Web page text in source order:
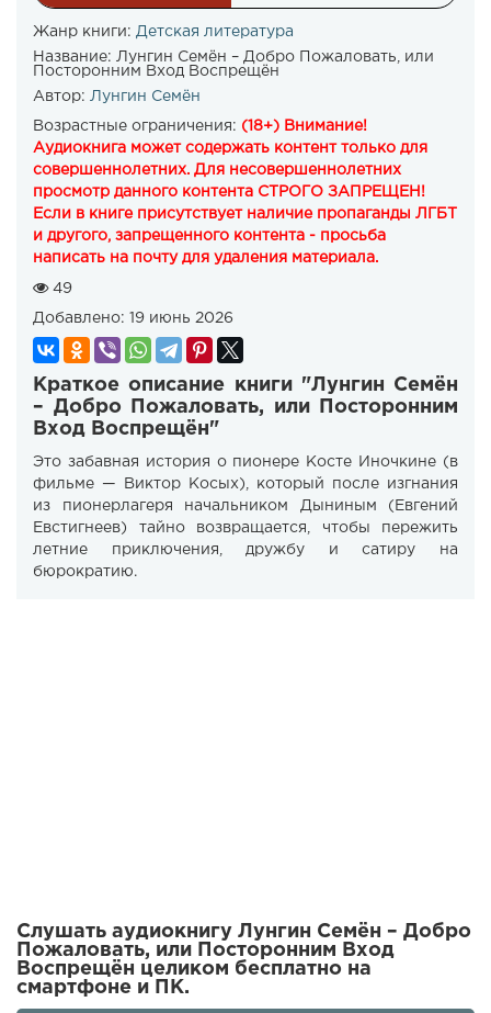
Жанр книги: Детская литература
Название: Лунгин Семён – Добро Пожаловать, или
Посторонним Вход Воспрещён
Автор: Лунгин Семён
Возрастные ограничения: (18+) Внимание!
Аудиокнига может содержать контент только для
совершеннолетних. Для несовершеннолетних
просмотр данного контента СТРОГО ЗАПРЕЩЕН!
Если в книге присутствует наличие пропаганды ЛГБТ
и другого, запрещенного контента - просьба
написать на почту для удаления материала.
49
Добавлено: 19 июнь 2026
Краткое описание книги "Лунгин Семён
– Добро Пожаловать, или Посторонним
Вход Воспрещён"
Это забавная история о пионере Косте Иночкине (в
фильме — Виктор Косых), который после изгнания
из пионерлагеря начальником Дыниным (Евгений
Евстигнеев) тайно возвращается, чтобы пережить
летние приключения, дружбу и сатиру на
бюрократию.
Слушать аудиокнигу Лунгин Семён – Добро
Пожаловать, или Посторонним Вход
Воспрещён целиком бесплатно на
смартфоне и ПК.